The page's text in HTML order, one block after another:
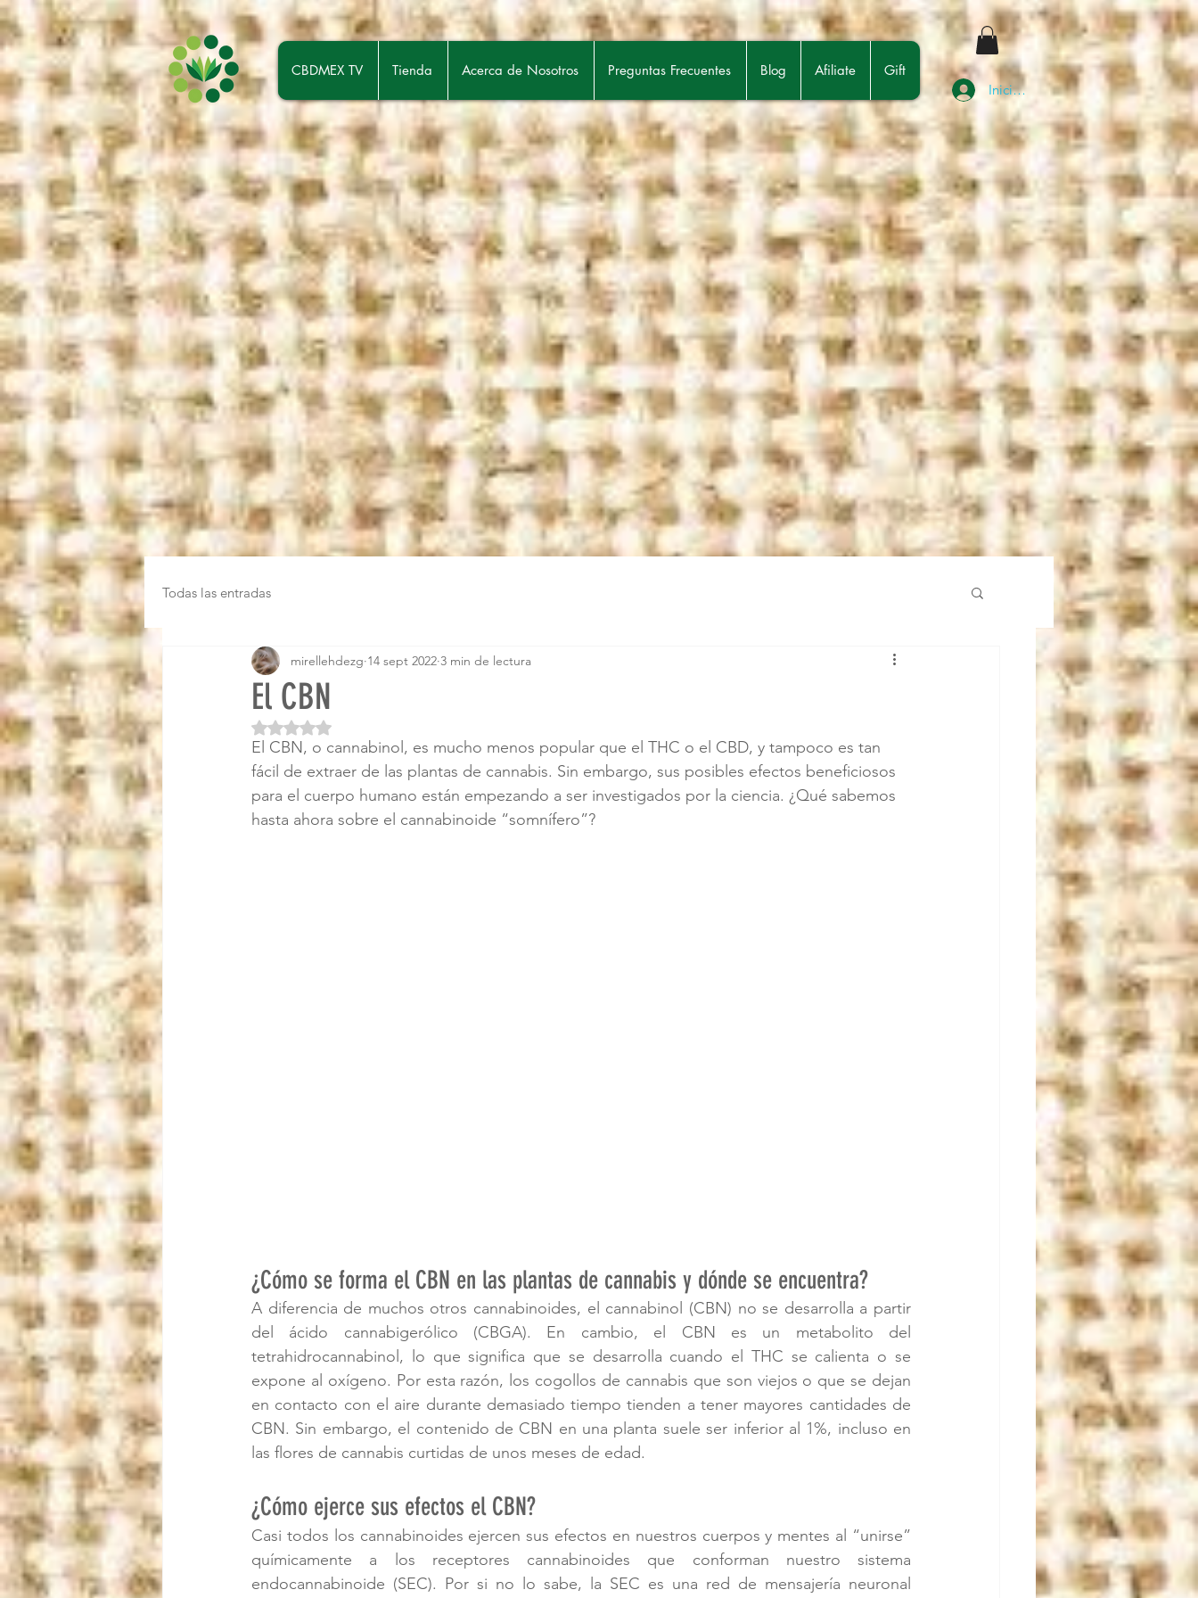
CBDMEX TV Tienda Acerca de Nosotros Preguntas Frecuentes Blog Afiliate
Gift
Iniciar sesión
Todas las entradas
El CBN
mirellehdezg 14 sept 2022 3 min de lectura
Obtuvo NaN de 5 estrellas.
El CBN, o cannabinol, es mucho menos popular que el THC o el CBD, y tampoco es tan
fácil de extraer de las plantas de cannabis. Sin embargo, sus posibles efectos beneficiosos
para el cuerpo humano están empezando a ser investigados por la ciencia. ¿Qué sabemos
hasta ahora sobre el cannabinoide “somnífero”?
¿Cómo se forma el CBN en las plantas de cannabis y dónde se encuentra?
A diferencia de muchos otros cannabinoides, el cannabinol (CBN) no se desarrolla a partir
del ácido cannabigerólico (CBGA). En cambio, el CBN es un metabolito del
tetrahidrocannabinol, lo que significa que se desarrolla cuando el THC se calienta o se
expone al oxígeno. Por esta razón, los cogollos de cannabis que son viejos o que se dejan
en contacto con el aire durante demasiado tiempo tienden a tener mayores cantidades de
CBN. Sin embargo, el contenido de CBN en una planta suele ser inferior al 1%, incluso en
las flores de cannabis curtidas de unos meses de edad.
¿Cómo ejerce sus efectos el CBN?
Casi todos los cannabinoides ejercen sus efectos en nuestros cuerpos y mentes al “unirse”
químicamente a los receptores cannabinoides que conforman nuestro sistema
endocannabinoide (SEC). Por si no lo sabe, la SEC es una red de mensajería neuronal